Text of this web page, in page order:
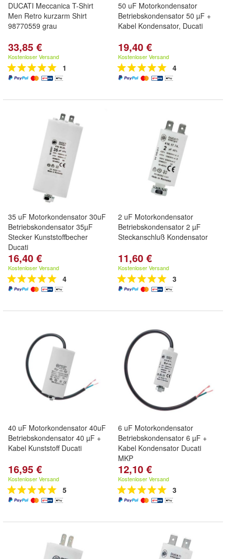
DUCATI Meccanica T-Shirt
Men Retro kurzarm Shirt
98770559 grau
33,85 €
Kostenloser Versand
1
50 uF Motorkondensator
Betriebskondensator 50 µF +
Kabel Kondensator, Ducati
19,40 €
Kostenloser Versand
4
35 uF Motorkondensator 30uF
Betriebskondensator 35µF
Stecker Kunststoffbecher
Ducati
16,40 €
Kostenloser Versand
4
2 uF Motorkondensator
Betriebskondensator 2 µF
Steckanschluß Kondensator
11,60 €
Kostenloser Versand
3
40 uF Motorkondensator 40uF
Betriebskondensator 40 µF +
Kabel Kunststoff Ducati
16,95 €
Kostenloser Versand
5
6 uF Motorkondensator
Betriebskondensator 6 µF +
Kabel Kondensator Ducati
MKP
12,10 €
Kostenloser Versand
3